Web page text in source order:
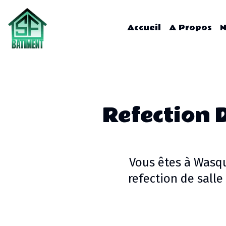
Accueil A Propos
Refection
Vous êtes à
refection de